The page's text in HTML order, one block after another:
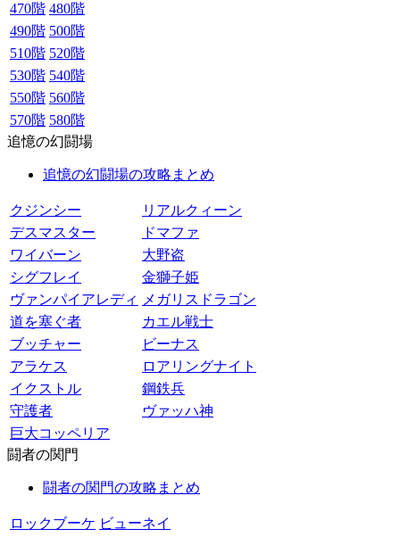
470階 480階
490階 500階
510階 520階
530階 540階
550階 560階
570階 580階
追憶の幻闘場
追憶の幻闘場の攻略まとめ
クジンシー
リアルクィーン
デスマスター
ドマファ
ワイバーン
大野盗
シグフレイ
金獅子姫
ヴァンパイアレディ
メガリスドラゴン
道を塞ぐ者
カエル戦士
ブッチャー
ビーナス
アラケス
ロアリングナイト
イクストル
鋼鉄兵
守護者
ヴァッハ神
巨大コッペリア
闘者の関門
闘者の関門の攻略まとめ
ロックブーケ ビューネイ